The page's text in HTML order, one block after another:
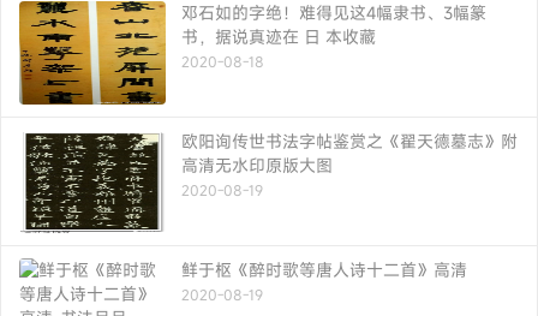
邓石如的字绝！难得见这4幅隶书、3幅篆
书，据说真迹在 日 本收藏
2020-08-18
欧阳询传世书法字帖鉴赏之《翟天德墓志》附
高清无水印原版大图
2020-08-19
鲜于枢《醉时歌等唐人诗十二首》高清
2020-08-19